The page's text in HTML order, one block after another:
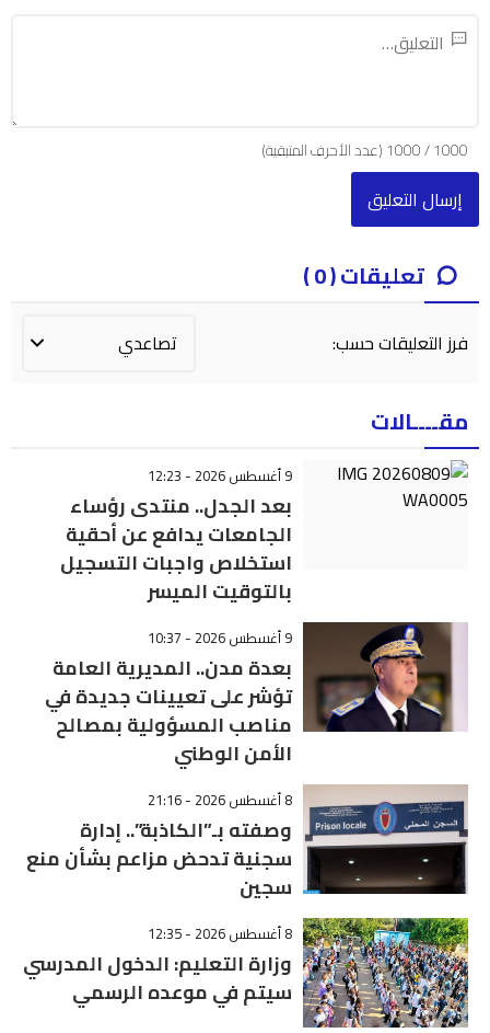
1000
/
1000(عدد الأحرف المتبقية)
تعليقات ( 0 )
فرز التعليقات حسب:
مقــــالات
9 أغسطس 2026 - 12:23
بعد الجدل.. منتدى رؤساء
الجامعات يدافع عن أحقية
استخلاص واجبات التسجيل
بالتوقيت الميسر
9 أغسطس 2026 - 10:37
بعدة مدن.. المديرية العامة
تؤشر على تعيينات جديدة في
مناصب المسؤولية بمصالح
الأمن الوطني
8 أغسطس 2026 - 21:16
وصفته بـ”الكاذبة”.. إدارة
سجنية تدحض مزاعم بشأن منع
سجين
8 أغسطس 2026 - 12:35
وزارة التعليم: الدخول المدرسي
سیتم في موعده الرسمي